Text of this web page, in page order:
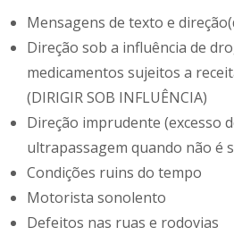
Mensagens de texto e
Direção sob a influência de
medicamentos sujeitos a
(DIRIGIR SOB INFLUÊNCIA)
Direção imprudente (excesso
ultrapassagem quando não é
Condições ruins do tempo
Motorista sonolento
Defeitos nas ruas e rodovias